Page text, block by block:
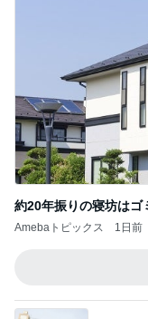
約20年振りの寝坊はゴ
Amebaトピックス 1日前